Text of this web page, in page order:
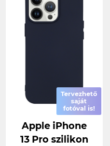
Tervezhető
saját
fotóval is!
Apple iPhone
13 Pro szilikon